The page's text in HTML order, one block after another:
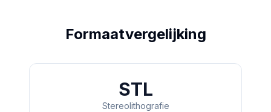
Formaatvergelijking
STL
Stereolithografie